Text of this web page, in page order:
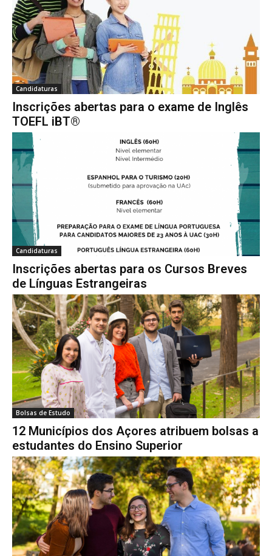
Candidaturas
Inscrições abertas para o exame de Inglês
TOEFL iBT®
Candidaturas
Inscrições abertas para os Cursos Breves
de Línguas Estrangeiras
Bolsas de Estudo
12 Municípios dos Açores atribuem bolsas a
estudantes do Ensino Superior